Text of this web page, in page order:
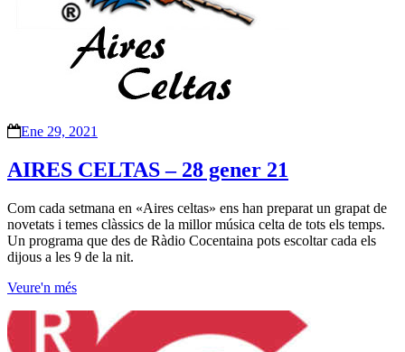
Ene 29, 2021
AIRES CELTAS – 28 gener 21
Com cada setmana en «Aires celtas» ens han preparat un grapat de
novetats i temes clàssics de la millor música celta de tots els temps.
Un programa que des de Ràdio Cocentaina pots escoltar cada els
dijous a les 9 de la nit.
Veure'n més